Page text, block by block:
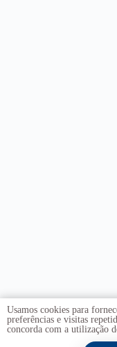
Usamos cookies para
preferências e visitas
concorda com a utilização